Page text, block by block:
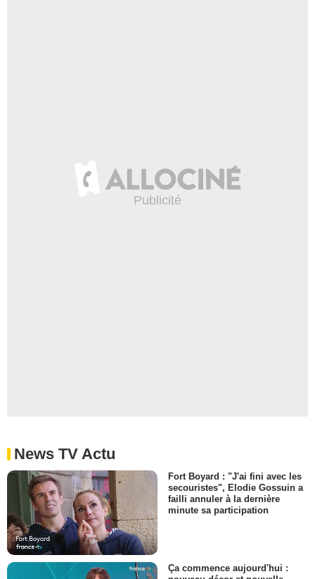
News TV Actu
Fort Boyard : "J'ai fini avec les
secouristes", Elodie Gossuin a
failli annuler à la dernière
minute sa participation
Ça commence aujourd'hui :